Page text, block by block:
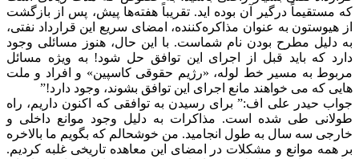
که مستقیماً درگیر آن بوده اید. تقریباً هفته‌ها پیش، پس از بازگشت
از هیوستون به عنوان مذاکره‌کننده، امضای سریع این قرارداد نفتی،
به دلیل مطرح بودن نام شماست. با این حال، هنوز مسائلی وجود
دارد که باید قبل از اجرای این توافق حل شود! به ویژه مسائل
مربوط به مسیر خط لوله، «رژیم حقوقی کاسپین» و افراد و ملت
هایی که می خواهند مانع اجرای این توافق بشوند، وجود دارد!”
جواب حیدر علی اف:” برای رسیدن به توافقی که اکنون داریم، راه
طولانی طی شده است. مذاکرات به دلیل وجود موانع داخلی و
خارجی سه سال به طول انجامید. من خوشحالم که بگویم ما بالاخره
بر همه موانع و مشکلات در امضای این معاهده تاریخی غلبه کردیم.